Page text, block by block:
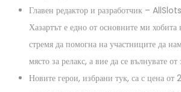
Главен редактор и разработчик –
Хазартът е едно от основните ми хобита
стремя да помогна на участниците да
място за релакс, а вие да се вълнувате от
Новите герои, избрани тук, са с цена